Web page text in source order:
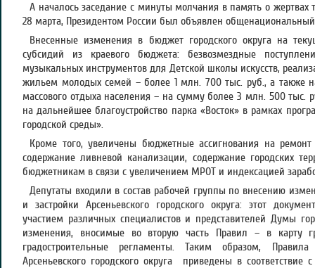
А началось заседание с минуты молчания в память о жертвах
28 марта, Президентом России был объявлен общенациональный
Внесенные изменения в бюджет городского округа на
субсидий из краевого бюджета: безвозмездные
музыкальных инструментов для Детской школы искусств,
жильем молодых семей – более 1 млн. 700 тыс. руб., а также
массового отдыха населения – на сумму более 3 млн. 500 тыс.
на дальнейшее благоустройство парка «Восток» в рамках
городской среды».
Кроме того, увеличены бюджетные ассигнования на
содержание ливневой канализации, содержание городских
бюджетникам в связи с увеличением МРОТ и индексацией
Депутаты входили в состав рабочей группы по внесению
и застройки Арсеньевского городского округа: этот
участием различных специалистов и представителей Думы
изменения, вносимые во вторую часть Правил – в карту
градостроительные регламенты. Таким образом,
Арсеньевского городского округа приведены в